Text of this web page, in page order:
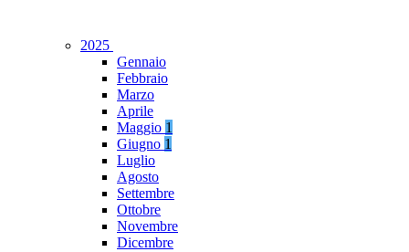
2025
Gennaio
Febbraio
Marzo
Aprile
Maggio 1
Giugno 1
Luglio
Agosto
Settembre
Ottobre
Novembre
Dicembre